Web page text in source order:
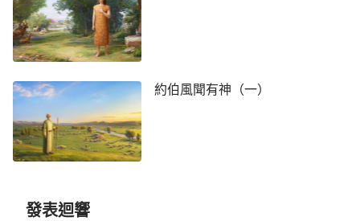
他各種堅果，這些物質的東西都能供應人肉體所需要
的營養，但是神供應給人的東西是按季節、按時間，
也是按時分量地賜給人的。人貪圖肉體享受，貪圖滿
足口欲，這就容易違背、破壞神造人時人生長的正常
規律。比如説櫻桃，櫻桃大約是六月份左右成熟的，
正常的情况下到八月份就没了，櫻桃的保鮮期只有兩
個月，但是現在人用科學的方法把它延長到十二個
内都有櫻桃，這個現象正不正常？（不正常。）那吃
約伯風聞有神（一）
發表迴響